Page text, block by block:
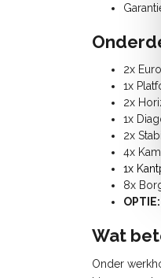
2x
1x
2x
1x
2x
4x
1x
8x
Wat
Onder